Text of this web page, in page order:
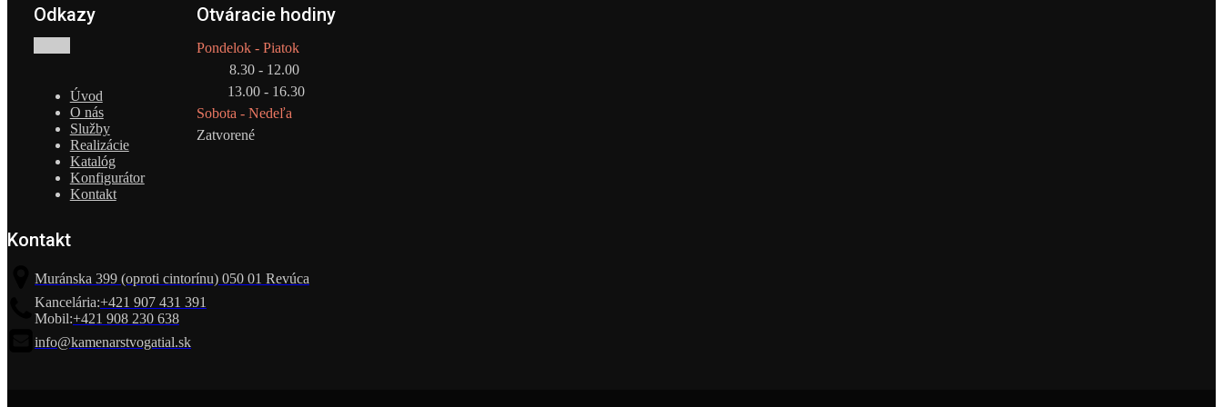
Odkazy
Úvod
O nás
Služby
Realizácie
Katalóg
Konfigurátor
Kontakt
Otváracie hodiny
Pondelok - Piatok
8.30 - 12.00
13.00 - 16.30
Sobota - Nedeľa
Zatvorené
Kontakt
Muránska 399 (oproti cintorínu) 050 01 Revúca
Kancelária:+421 907 431 391
Mobil:+421 908 230 638
info@kamenarstvogatial.sk